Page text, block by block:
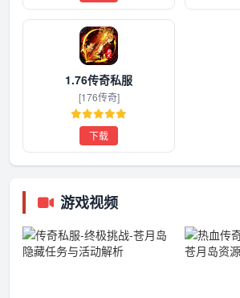
1.76传奇私服
[176传奇]
下载
游戏视频